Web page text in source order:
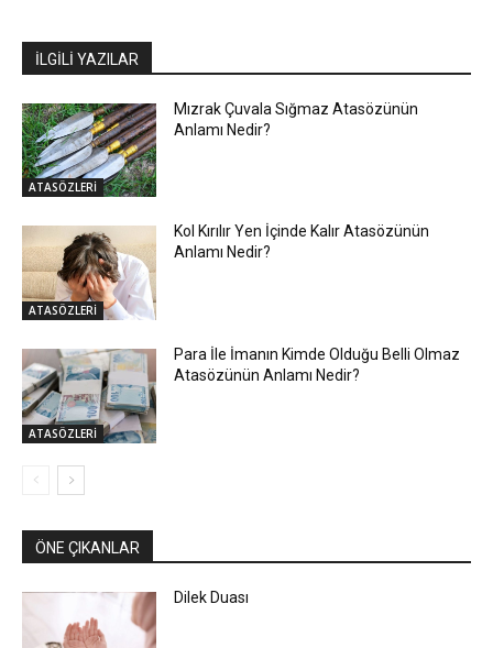
İLGİLİ YAZILAR
ATASÖZLERİ
Mızrak Çuvala Sığmaz Atasözünün
Anlamı Nedir?
ATASÖZLERİ
Kol Kırılır Yen İçinde Kalır Atasözünün
Anlamı Nedir?
ATASÖZLERİ
Para İle İmanın Kimde Olduğu Belli Olmaz
Atasözünün Anlamı Nedir?
ÖNE ÇIKANLAR
Dilek Duası